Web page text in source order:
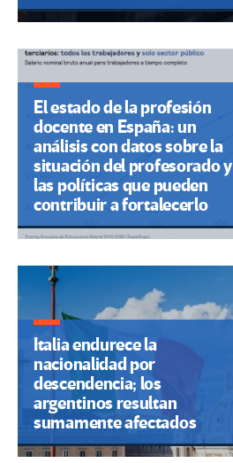
El estado de la profesión
docente en España: un
análisis con datos sobre la
situación del profesorado y
las políticas que pueden
contribuir a fortalecerlo
Italia endurece la
nacionalidad por
descendencia; los
argentinos resultan
sumamente afectados